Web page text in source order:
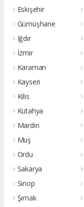
Eskişehir
Gümüşhane
Iğdır
İzmir
Karaman
Kayseri
Kilis
Kütahya
Mardin
Muş
Ordu
Sakarya
Sinop
Şırnak